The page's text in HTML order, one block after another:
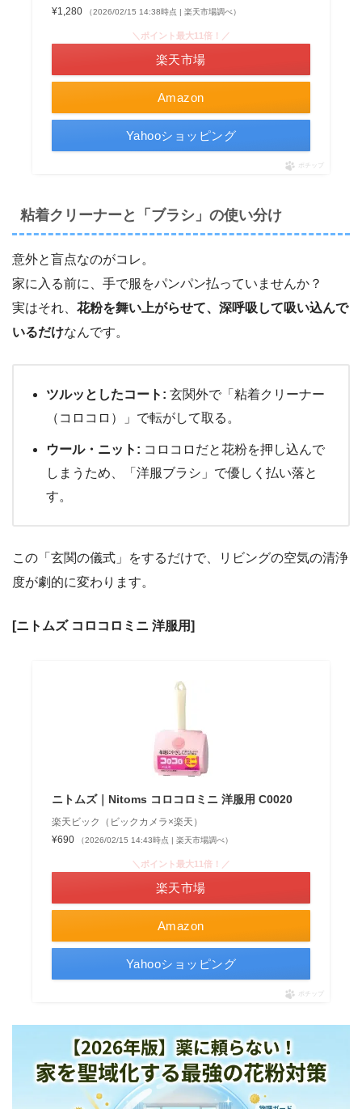
¥1,280
（2026/02/15 14:38時点 | 楽天市場調べ）
Amazon
＼ポイント最大11倍！／
楽天市場
Yahooショッピング
ポチップ
粘着クリーナーと「ブラシ」の使い分け
意外と盲点なのがコレ。
家に入る前に、手で服をパンパン払っていませんか？
実はそれ、 花粉を舞い上がらせて、深呼吸して吸い込んで
いるだけなんです。
ツルッとしたコート: 玄関外で「粘着クリーナー
（コロコロ）」で転がして取る。
ウール・ニット: コロコロだと花粉を押し込んで
しまうため、「洋服ブラシ」で優しく払い落と
す。
この「玄関の儀式」をするだけで、リビングの空気の清浄
度が劇的に変わります。
[ニトムズ コロコロミニ 洋服用]
ニトムズ｜Nitoms コロコロミニ 洋服用 C0020
楽天ビック（ビックカメラ×楽天）
¥690
（2026/02/15 14:43時点 | 楽天市場調べ）
Amazon
＼ポイント最大11倍！／
楽天市場
Yahooショッピング
ポチップ